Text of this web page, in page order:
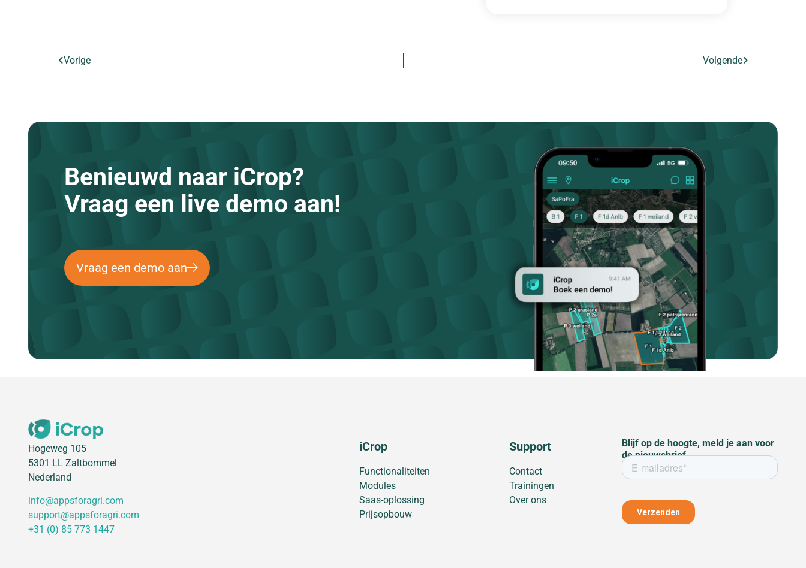
Vorige Volgende
Benieuwd naar iCrop?
Vraag een live demo aan!
Vraag een demo aan
Hogeweg 105
5301 LL Zaltbommel
Nederland
info@appsforagri.com
support@appsforagri.com
+31 (0) 85 773 1447
iCrop
Functionaliteiten
Modules
Saas-oplossing
Prijsopbouw
Support
Contact
Trainingen
Over ons
Blijf op de hoogte, meld je aan voor
de nieuwsbrief